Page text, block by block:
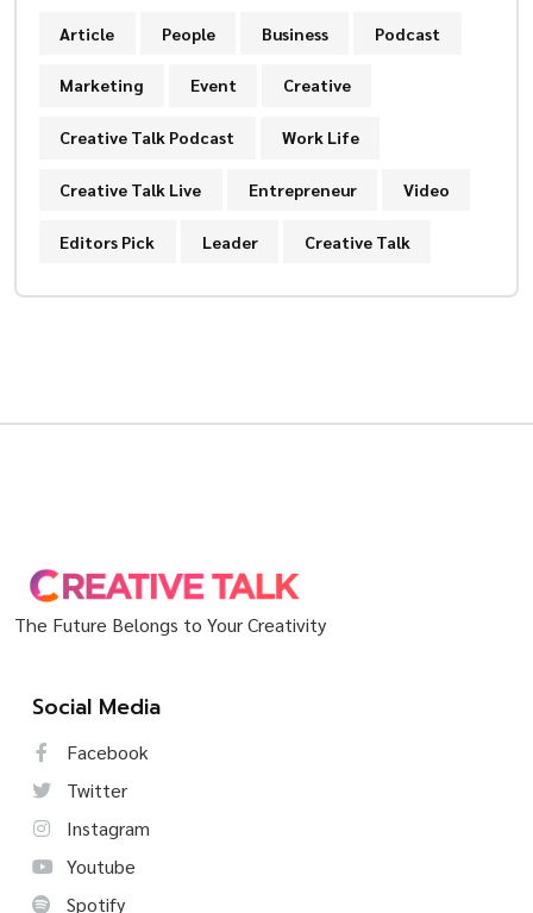
Article People Business Podcast
Marketing Event Creative
Creative Talk Podcast Work Life
Creative Talk Live Entrepreneur Video
Editors Pick Leader Creative Talk
The Future Belongs to Your Creativity
Social Media
Facebook
Twitter
Instagram
Youtube
Spotify